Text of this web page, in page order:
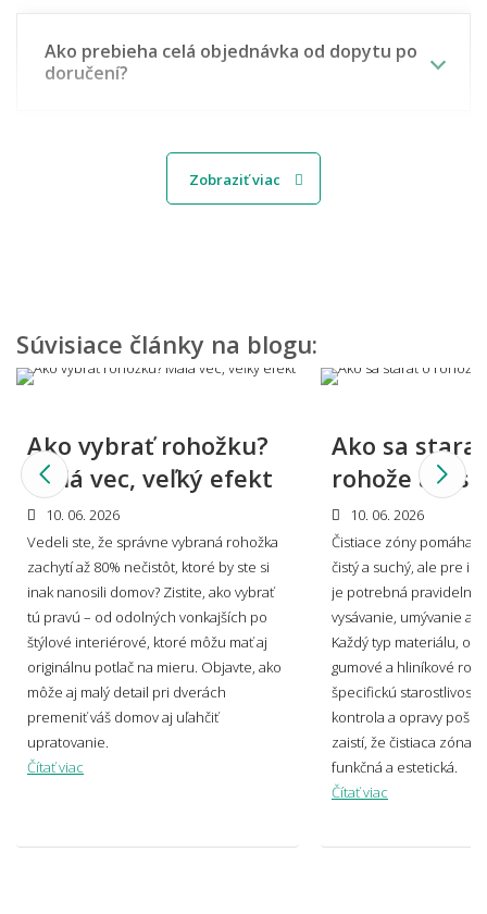
Ako prebieha celá objednávka od dopytu po
doručení?
Ako dlho trvá výroba?
Vyrobíte rohožku alebo koberec aj v
koľko to celé stojí a čo všetko je v cene?
Je vyžadovaná platba vopred?
Hodí sa rohožka alebo koberec ako firemný
darček alebo reklamný predmet?rn
Môžem si nechať vopred zhotoviť fyzickú
Zobraziť viac
Súvisiace články na blogu:
Ako vybrať rohožku?
Malá vec, veľký efekt
10. 06. 2026
Vedeli ste, že správne vybraná rohožka
zachytí až 80% nečistôt, ktoré by ste si
inak nanosili domov? Zistite, ako vybrať
tú pravú – od odolných vonkajších po
štýlové interiérové, ktoré môžu mať aj
originálnu potlač na mieru. Objavte, ako
môže aj malý detail pri dverách
premeniť váš domov aj uľahčiť
upratovanie.
Čítať viac
Ako sa
rohože a
10. 06. 2026
Čistiace zóny
čistý a suchý, ale pre
je potrebná pravidelná
vysávanie, umývanie a
Každý typ materiálu,
gumové a hliníkové
špecifickú starostlivosť.
kontrola a opravy
zaistí, že čistiaca zóna
funkčná a estetická.
Čítať viac